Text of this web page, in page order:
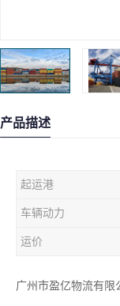
产品描述
起运港
车辆动力
运价
广州市盈亿物流有限